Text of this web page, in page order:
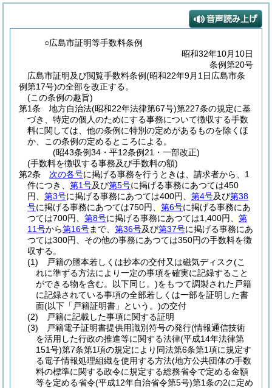
○広島市証明等手数料条例
昭和32年10月10日
条例第20号
広島市証明及び閲覧手数料条例(昭和22年9月1日広島市条
例第17号)の全部を改正する。
(この条例の趣旨)
第1条
地方自治法(昭和22年法律第67号)第227条の規定に基
づき、特定の個人のためにする事務について徴収する手数
料に関しては、他の条例に特別の定めがあるものを除くほ
か、この条例の定めるところによる。
(昭43条例34・平12条例21・一部改正)
(手数料を徴収する事務及び手数料の額)
第2条
次の各号に掲げる事務を行うときは、請求者から、1
件につき、 第1号及び第5号に掲げる事務にあつては450
円、 第3号に掲げる事務にあつては400円、 第4号及び第38
号に掲げる事務にあつては750円、 第6号に掲げる事務にあ
つては700円、 第8号に掲げる事務にあつては1,400円、 第
11号から第16号まで、 第36号及び第37号に掲げる事務にあ
つては300円、その他の事務にあつては350円の手数料を徴
収する。
(1)
戸籍の謄本若しくは抄本の交付又は磁気ディスク(こ
れに準ずる方法により一定の事項を確実に記録すること
ができる物を含む。以下同じ。)をもつて調製された戸籍
に記録されている事項の全部若しくは一部を証明した書
面(以下「戸籍証明書」という。)の交付
(2)
戸籍に記載した事項に関する証明
(3)
戸籍電子証明書提供用識別符号の発行(情報通信技術
を活用した行政の推進等に関する法律(平成14年法律第
151号)第7条第1項の規定により同法第6条第1項に規定す
る電子情報処理組織を使用する方法(地方公共団体の手数
料の標準に関する政令に規定する総務省令で定める金額
等を定める省令(平成12年自治省令第5号)第1条の2に定め